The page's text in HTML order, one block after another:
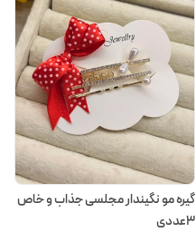
گیره مو نگیندار مجلسی جذاب و خاص
3عددی